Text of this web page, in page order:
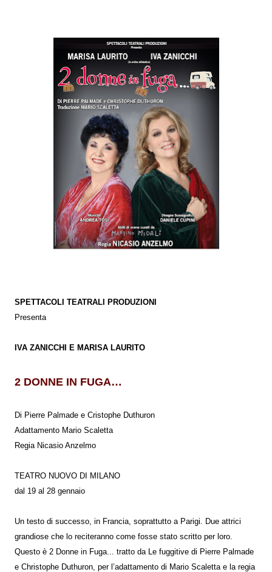
SPETTACOLI TEATRALI PRODUZIONI
Presenta
IVA ZANICCHI E MARISA LAURITO
2 DONNE IN FUGA…
Di Pierre Palmade e Cristophe Duthuron
Adattamento Mario Scaletta
Regia Nicasio Anzelmo
TEATRO NUOVO DI MILANO
dal 19 al 28 gennaio
Un testo di successo, in Francia, soprattutto a Parigi. Due attrici
grandiose che lo reciteranno come fosse stato scritto per loro.
Questo è 2 Donne in Fuga... tratto da Le fuggitive di Pierre Palmade
e Christophe Duthuron, per l’adattamento di Mario Scaletta e la regia